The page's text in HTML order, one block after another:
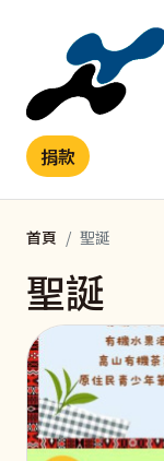
捐款
首頁 聖誕
聖誕